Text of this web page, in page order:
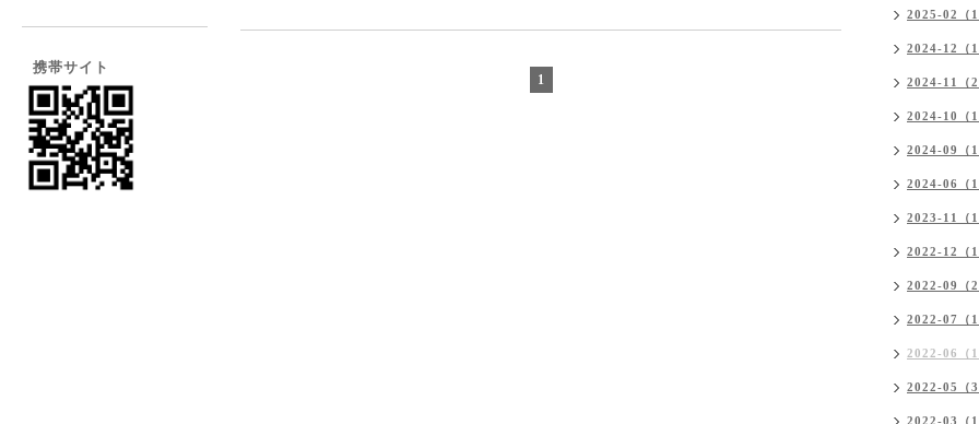
1
2025-02（1
2024-12（1
2024-11（2
2024-10（1
2024-09（1
2024-06（1
2023-11（1
2022-12（1
2022-09（2
2022-07（1
2022-06（1
2022-05（3
2022-03（1
携帯サイト